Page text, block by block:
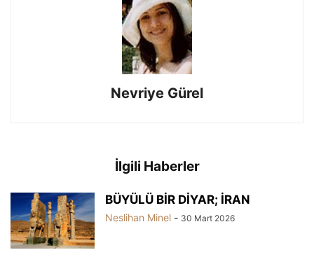
Nevriye Gürel
İlgili Haberler
BÜYÜLÜ BİR DİYAR; İRAN
Neslihan Minel - 30 Mart 2026